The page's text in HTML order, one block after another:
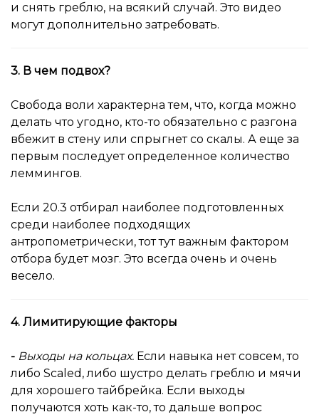
и снять греблю, на всякий случай. Это видео
могут дополнительно затребовать.
3. В чем подвох?
Свобода воли характерна тем, что, когда можно
делать что угодно, кто-то обязательно с разгона
вбежит в стену или спрыгнет со скалы. А еще за
первым последует определенное количество
леммингов.
Если 20.3 отбирал наиболее подготовленных
среди наиболее подходящих
антропометрически, тот тут важным фактором
отбора будет мозг. Это всегда очень и очень
весело.
4. Лимитирующие факторы
- Выходы на кольцах. Если навыка нет совсем, то
либо Scaled, либо шустро делать греблю и мячи
для хорошего тайбрейка. Если выходы
получаются хоть как-то, то дальше вопрос